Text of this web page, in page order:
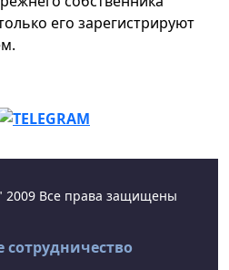
его зарегистрируют
2009 Все права защищены